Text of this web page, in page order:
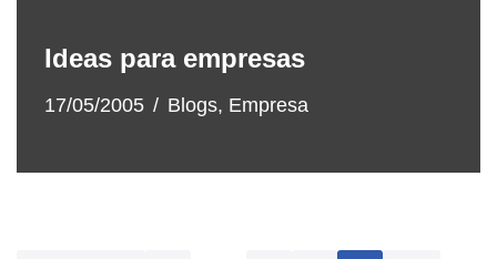
Ideas para empresas
17/05/2005 Blogs, Empresa